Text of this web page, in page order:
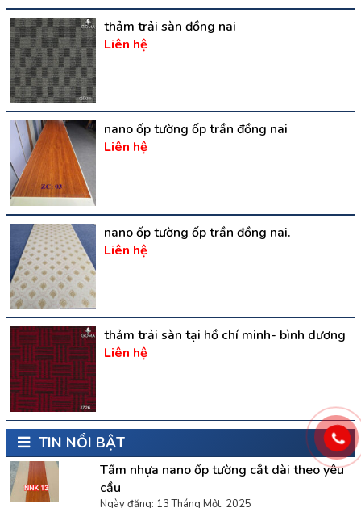
thảm trải sàn đồng nai
Liên hệ
nano ốp tường ốp trần đồng nai
Liên hệ
nano ốp tường ốp trần đồng nai.
Liên hệ
thảm trải sàn tại hồ chí minh- bình dương
Liên hệ
TIN NỔI BẬT
Tấm nhựa nano ốp tường cắt dài theo yêu
cầu
Ngày đăng: 13 Tháng Một, 2025